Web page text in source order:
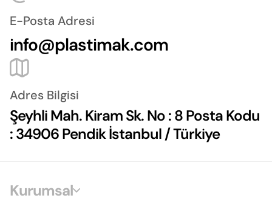
E-Posta Adresi
info@plastimak.com
Adres Bilgisi
Şeyhli Mah. Kiram Sk. No : 8 Posta Kodu
: 34906 Pendik İstanbul / Türkiye
Kurumsal